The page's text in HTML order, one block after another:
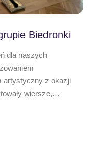
Biedronki
dla naszych
artystyczny z okazji
wiersze,…